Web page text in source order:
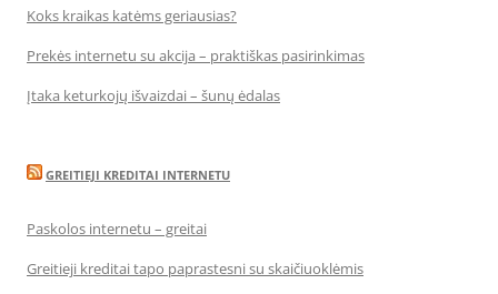
Koks kraikas katėms geriausias?
Prekės internetu su akcija – praktiškas pasirinkimas
Įtaka keturkojų išvaizdai – šunų ėdalas
GREITIEJI KREDITAI INTERNETU
Paskolos internetu – greitai
Greitieji kreditai tapo paprastesni su skaičiuoklėmis